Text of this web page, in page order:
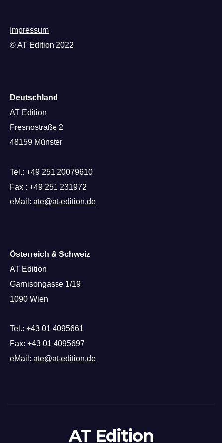
Impressum
© AT Edition 2022
Deutschland
AT Edition
Fresnostraße 2
48159 Münster
Tel.: +49 251 20079610
Fax : +49 251 231972
eMail: ate@at-edition.de
Österreich & Schweiz
AT Edition
Garnisongasse 1/19
1090 Wien
Tel.: +43 01 4095661
Fax: +43 01 4095697
eMail: ate@at-edition.de
AT Edition